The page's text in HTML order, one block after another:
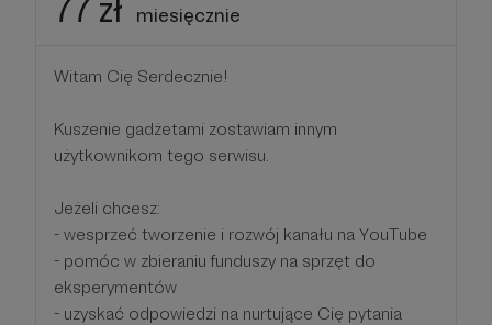
77 zł miesięcznie
Witam Cię Serdecznie!
Kuszenie gadżetami zostawiam innym
użytkownikom tego serwisu.
Jeżeli chcesz:
- wesprzeć tworzenie i rozwój kanału na YouTube
- pomóc w zbieraniu funduszy na sprzęt do
eksperymentów
- uzyskać odpowiedzi na nurtujące Cię pytania